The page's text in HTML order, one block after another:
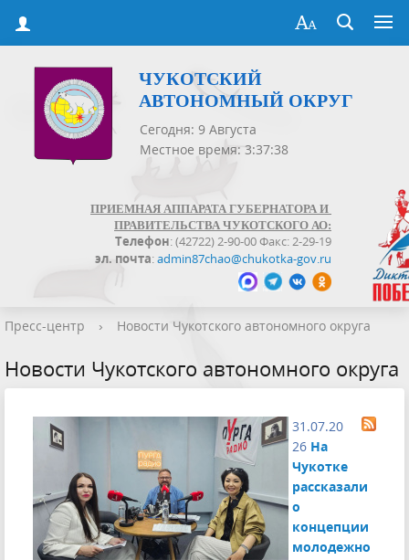
ЧУКОТСКИЙ
АВТОНОМНЫЙ ОКРУГ
Сегодня: 9 Августа
Местное время: 3:37:39
ПРИЕМНАЯ АППАРАТА ГУБЕРНАТОРА И
ПРАВИТЕЛЬСТВА ЧУКОТСКОГО АО:
Телефон: (42722) 2-90-00 Факс: 2-29-19
эл. почта:admin87chao@chukotka-gov.ru
Пресс-центр › Новости Чукотского автономного округа
Новости Чукотского автономного округа
31.07.20
26 На
Чукотке
рассказали
о
концепции
молодежно